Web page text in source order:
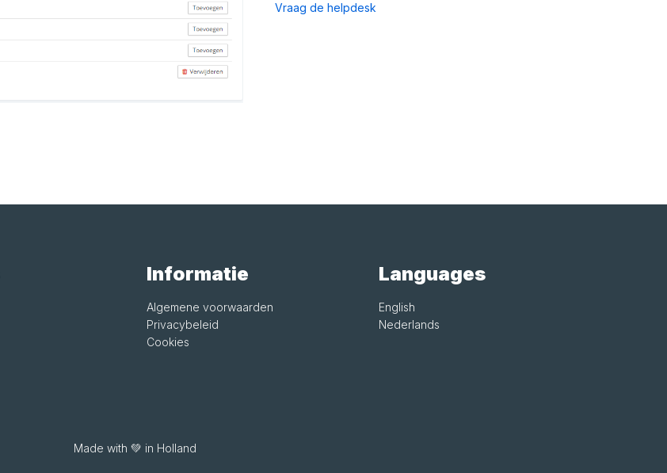
Vraag de helpdesk
Informatie
Algemene voorwaarden
Privacybeleid
Cookies
Languages
English
Nederlands
Made with 💚 in Holland